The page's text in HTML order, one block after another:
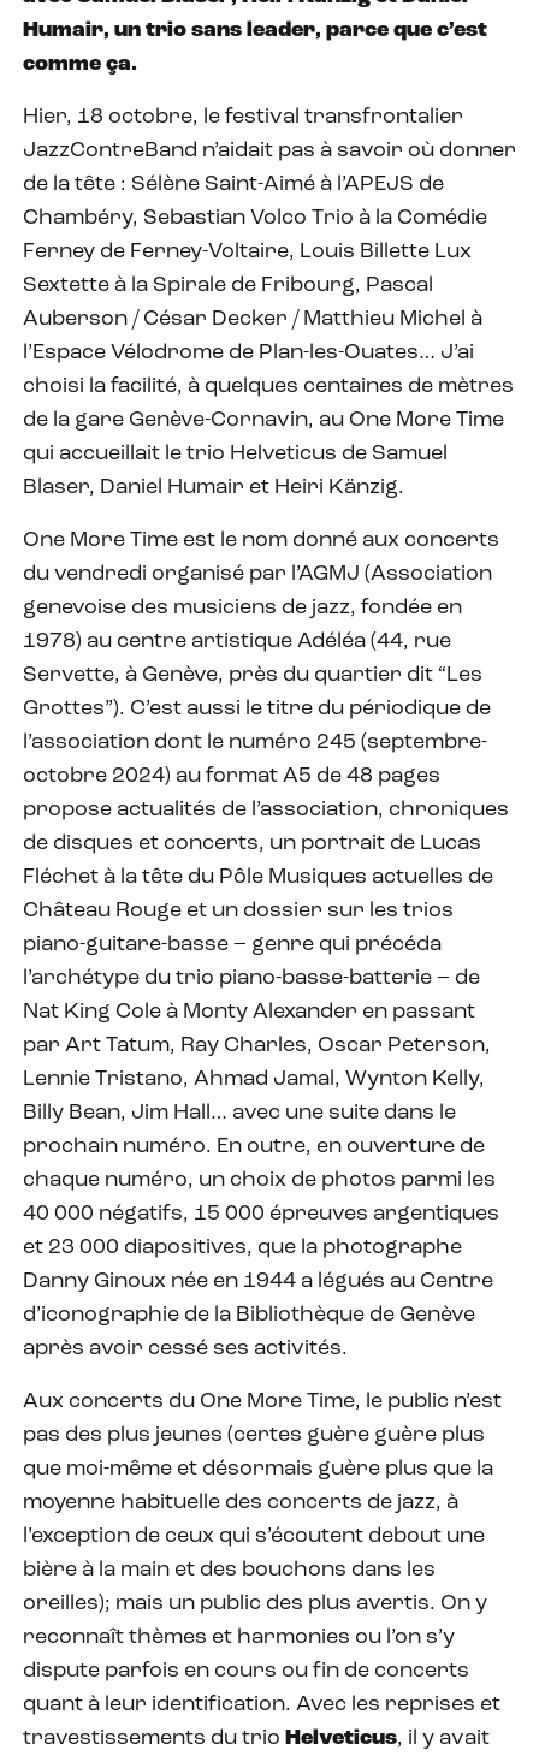
Humair, un trio sans leader, parce que c’est
comme ça.
Hier, 18 octobre, le festival transfrontalier
JazzContreBand n’aidait pas à savoir où donner
de la tête : Sélène Saint-Aimé à l’APEJS de
Chambéry, Sebastian Volco Trio à la Comédie
Ferney de Ferney-Voltaire, Louis Billette Lux
Sextette à la Spirale de Fribourg, Pascal
Auberson / César Decker / Matthieu Michel à
l’Espace Vélodrome de Plan-les-Ouates… J’ai
choisi la facilité, à quelques centaines de mètres
de la gare Genève-Cornavin, au One More Time
qui accueillait le trio Helveticus de Samuel
Blaser, Daniel Humair et Heiri Känzig.
One More Time est le nom donné aux concerts
du vendredi organisé par l’AGMJ (Association
genevoise des musiciens de jazz, fondée en
1978) au centre artistique Adéléa (44, rue
Servette, à Genève, près du quartier dit “Les
Grottes”). C’est aussi le titre du périodique de
l’association dont le numéro 245 (septembre-
octobre 2024) au format A5 de 48 pages
propose actualités de l’association, chroniques
de disques et concerts, un portrait de Lucas
Fléchet à la tête du Pôle Musiques actuelles de
Château Rouge et un dossier sur les trios
piano-guitare-basse – genre qui précéda
l’archétype du trio piano-basse-batterie – de
Nat King Cole à Monty Alexander en passant
par Art Tatum, Ray Charles, Oscar Peterson,
Lennie Tristano, Ahmad Jamal, Wynton Kelly,
Billy Bean, Jim Hall… avec une suite dans le
prochain numéro. En outre, en ouverture de
chaque numéro, un choix de photos parmi les
40 000 négatifs, 15 000 épreuves argentiques
et 23 000 diapositives, que la photographe
Danny Ginoux née en 1944 a légués au Centre
d’iconographie de la Bibliothèque de Genève
après avoir cessé ses activités.
Aux concerts du One More Time, le public n’est
pas des plus jeunes (certes guère guère plus
que moi-même et désormais guère plus que la
moyenne habituelle des concerts de jazz, à
l’exception de ceux qui s’écoutent debout une
bière à la main et des bouchons dans les
oreilles); mais un public des plus avertis. On y
reconnaît thèmes et harmonies ou l’on s’y
dispute parfois en cours ou fin de concerts
quant à leur identification. Avec les reprises et
travestissements du trio Helveticus, il y avait